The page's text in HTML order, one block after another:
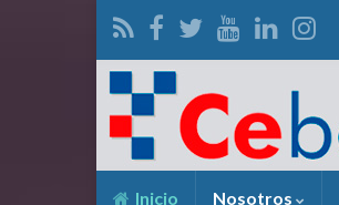
Inicio Nosotros